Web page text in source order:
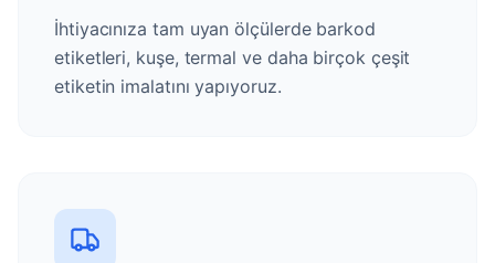
İhtiyacınıza tam uyan ölçülerde barkod
etiketleri, kuşe, termal ve daha birçok çeşit
etiketin imalatını yapıyoruz.